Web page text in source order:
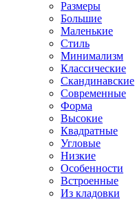
Размеры
Большие
Маленькие
Стиль
Минимализм
Классические
Скандинавские
Современные
Форма
Высокие
Квадратные
Угловые
Низкие
Особенности
Встроенные
Из кладовки